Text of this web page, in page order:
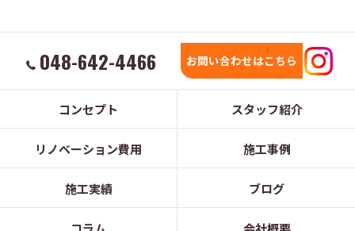
048-642-4466 お問い合わせはこちら
コンセプト スタッフ紹介
リノベーション費用 施工事例
施工実績 ブログ